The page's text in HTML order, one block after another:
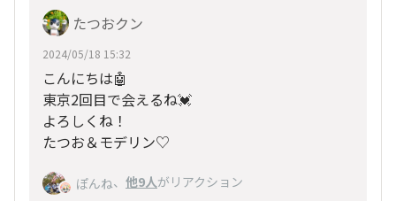
たつおクン
2024/05/18 15:32
こんにちは🤖
東京2回目で会えるね💓
よろしくね！
たつお＆モデリン♡
ぽんね、 他9人がリアクション